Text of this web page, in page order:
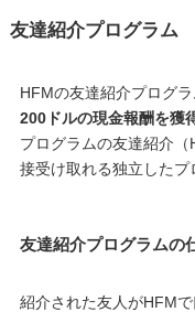
友達紹介プログラム
HFMの友達紹介プログラ
200ドルの現金報酬を獲
プログラムの友達紹介
接受け取れる独立したプ
友達紹介プログラムの
紹介された友人がHFM